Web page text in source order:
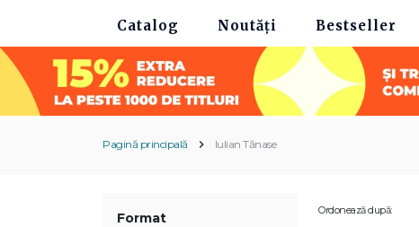
Catalog Noutăți Bestseller
Pagină principală Iulian Tănase
Format
Ordonează după: